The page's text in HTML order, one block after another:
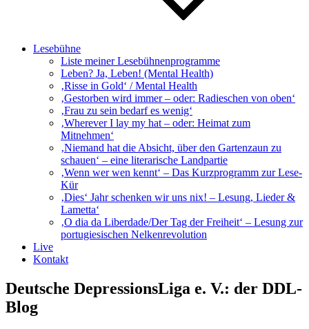
Lesebühne
Liste meiner Lesebühnenprogramme
Leben? Ja, Leben! (Mental Health)
‚Risse in Gold‘ / Mental Health
‚Gestorben wird immer – oder: Radieschen von oben‘
‚Frau zu sein bedarf es wenig‘
‚Wherever I lay my hat – oder: Heimat zum
Mitnehmen‘
‚Niemand hat die Absicht, über den Gartenzaun zu
schauen‘ – eine literarische Landpartie
‚Wenn wer wen kennt‘ – Das Kurzprogramm zur Lese-
Kür
‚Dies‘ Jahr schenken wir uns nix! – Lesung, Lieder &
Lametta‘
‚O dia da Liberdade/Der Tag der Freiheit‘ – Lesung zur
portugiesischen Nelkenrevolution
Live
Kontakt
Deutsche DepressionsLiga e. V.: der DDL-
Blog